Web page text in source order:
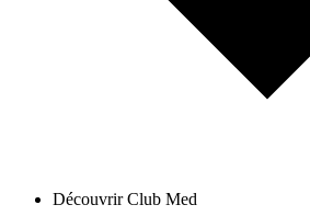
Découvrir Club Med